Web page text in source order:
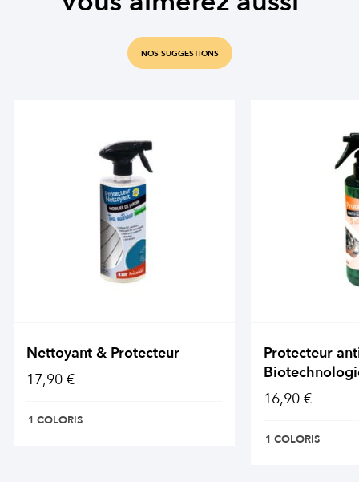
NOS SUGGESTIONS
Nettoyant & Protecteur
17,90 €
1 COLORIS
Protecteur
16,90 €
1 COLORIS